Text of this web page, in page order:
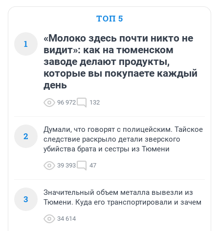
ТОП 5
1
«Молоко здесь почти никто не
видит»: как на тюменском
заводе делают продукты,
которые вы покупаете каждый
день
96 972 132
2
Думали, что говорят с полицейским. Тайское
следствие раскрыло детали зверского
убийства брата и сестры из Тюмени
39 393 47
3
Значительный объем металла вывезли из
Тюмени. Куда его транспортировали и зачем
34 614